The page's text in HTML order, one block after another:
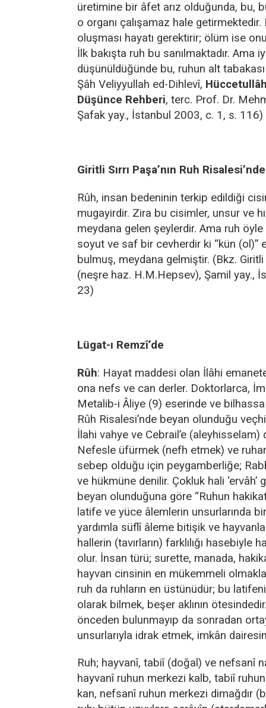
üretimine bir âfet arız olduğunda, bu,
o organı çalışamaz hale getirmektedir.
oluşması hayatı gerektirir; ölüm ise
İlk bakışta ruh bu sanılmaktadır. Ama
düşünüldüğünde bu, ruhun alt
Şâh Veliyyullah ed-Dihlevî,
Düşünce Rehberi, terc. Prof. Dr.
Şafak yay., İstanbul 2003, c. 1, s. 116)
Giritli Sırrı Paşa’nın Ruh Risalesi’nde
Rûh, insan bedeninin terkip edildiği
mugayirdir. Zira bu cisimler, unsur ve
meydana gelen şeylerdir. Ama ruh öyle
soyut ve saf bir cevherdir ki “kün (ol)”
bulmuş, meydana gelmiştir. (Bkz. Giritli
(neşre haz. H.M.Hepsev), Şamil yay.,
23)
Lügat-ı Remzî’de
Rûh: Hayat maddesi olan İlâhi
ona nefs ve can derler. Doktorlarca,
Metalib-i Âliye (9) eserinde ve bilhassa
Rûh Risalesi’nde beyan olunduğu
İlahi vahye ve Cebrail’e (aleyhisselam)
Nefesle üfürmek (nefh etmek) ve
sebep olduğu için peygamberliğe;
ve hükmüne denilir. Çokluk hali ‘ervâh’
beyan olunduğuna göre “Ruhun
latife ve yüce âlemlerin unsurlarında bir
yardımla süflî âleme bitişik ve
hallerin (tavırların) farklılığı hasebiyle
olur. İnsan türü; surette, manada,
hayvan cinsinin en mükemmeli
ruh da ruhların en üstünüdür; bu
olarak bilmek, beşer aklının
önceden bulunmayıp da sonradan
unsurlarıyla idrak etmek, imkân
Ruh; hayvanî, tabiî (doğal) ve nefsanî
hayvanî ruhun merkezi kalb, tabiî
kan, nefsanî ruhun merkezi dimağdır